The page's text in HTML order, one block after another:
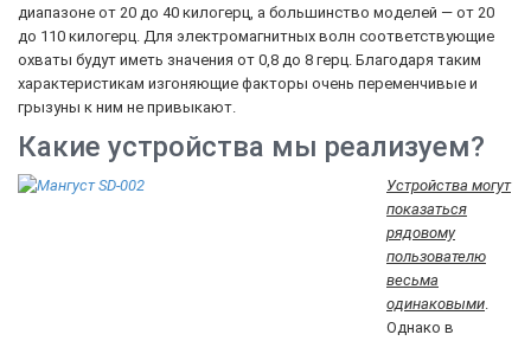
диапазоне от 20 до 40 килогерц, а большинство моделей — от 20
до 110 килогерц. Для электромагнитных волн соответствующие
охваты будут иметь значения от 0,8 до 8 герц. Благодаря таким
характеристикам изгоняющие факторы очень переменчивые и
грызуны к ним не привыкают.
Какие устройства мы реализуем?
Устройства могут
показаться
рядовому
пользователю
весьма
одинаковыми.
Однако в